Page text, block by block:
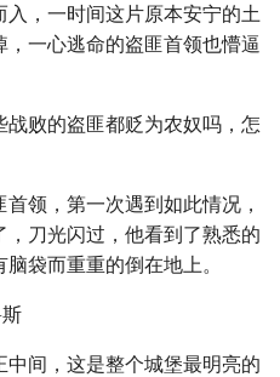
，一时间这片原本安宁的土
一心逃命的盗匪首领也懵逼
败的盗匪都贬为农奴吗，怎
领，第一次遇到如此情况，
刀光闪过，他看到了熟悉的
袋而重重的倒在地上。
间，这是整个城堡最明亮的